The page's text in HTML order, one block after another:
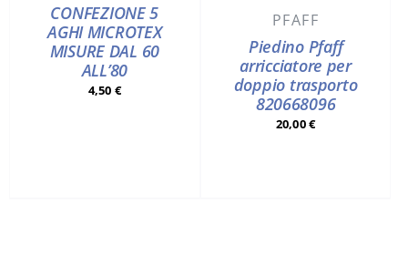
CONFEZIONE 5
AGHI MICROTEX
MISURE DAL 60
ALL’80
4,50 €
PFAFF
Piedino Pfaff
arricciatore per
doppio trasporto
820668096
20,00€